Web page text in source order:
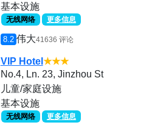
基本设施
无线网络 更多信息
8.2 伟大41636 评论
VIP Hotel ★★★
No.4, Ln. 23, Jinzhou St
儿童/家庭设施
基本设施
无线网络 更多信息